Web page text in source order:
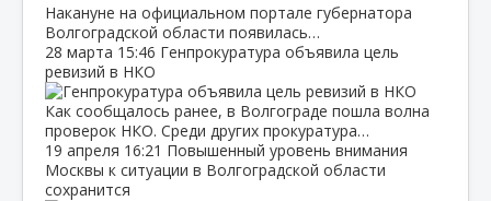
Накануне на официальном портале губернатора
Волгоградской области появилась…
28 марта 15:46 Генпрокуратура объявила цель
ревизий в НКО
Как сообщалось ранее, в Волгограде пошла волна
проверок НКО. Среди других прокуратура…
19 апреля 16:21 Повышенный уровень внимания
Москвы к ситуации в Волгоградской области
сохранится